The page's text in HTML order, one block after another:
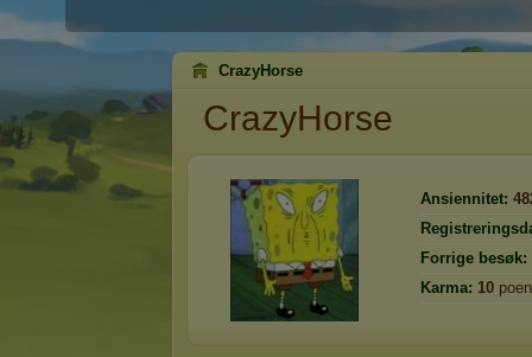
CrazyHorse
CrazyHorse
Ansiennitet:
Forrige besøk:
Karma: 10